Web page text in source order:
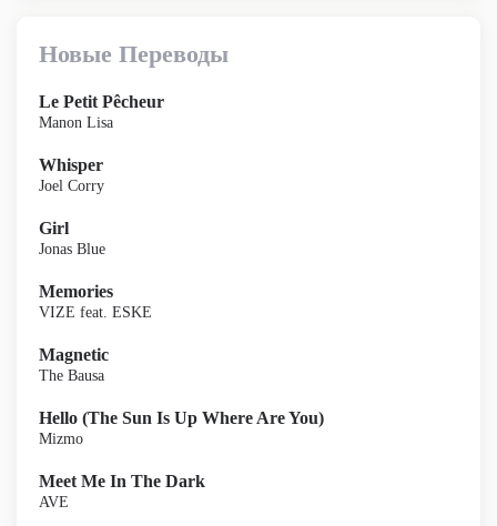
Новые Переводы
Le Petit Pêcheur
Manon Lisa
Whisper
Joel Corry
Girl
Jonas Blue
Memories
VIZE feat. ESKE
Magnetic
The Bausa
Hello (The Sun Is Up Where Are You)
Mizmo
Meet Me In The Dark
AVE